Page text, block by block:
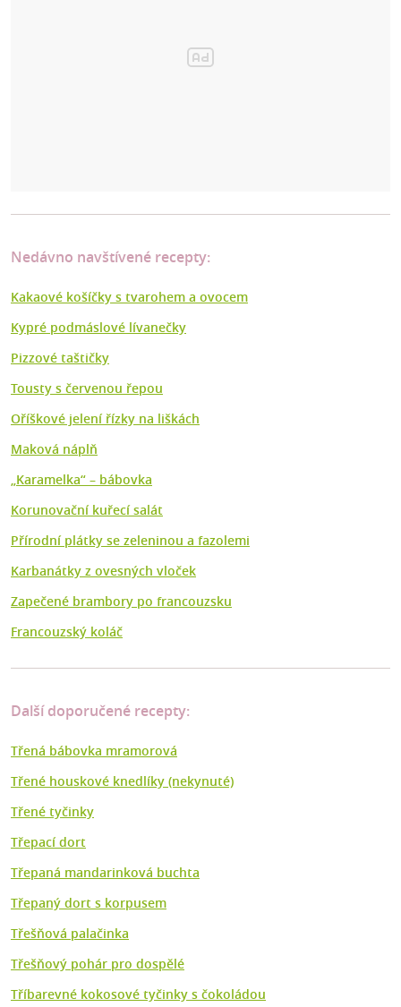
Nedávno navštívené recepty:
Kakaové košíčky s tvarohem a ovocem
Kypré podmáslové lívanečky
Pizzové taštičky
Tousty s červenou řepou
Oříškové jelení řízky na liškách
Maková náplň
„Karamelka“ – bábovka
Korunovační kuřecí salát
Přírodní plátky se zeleninou a fazolemi
Karbanátky z ovesných vloček
Zapečené brambory po francouzsku
Francouzský koláč
Další doporučené recepty:
Třená bábovka mramorová
Třené houskové knedlíky (nekynuté)
Třené tyčinky
Třepací dort
Třepaná mandarinková buchta
Třepaný dort s korpusem
Třešňová palačinka
Třešňový pohár pro dospělé
Tříbarevné kokosové tyčinky s čokoládou